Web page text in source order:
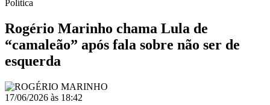
Política
Rogério Marinho chama Lula de
“camaleão” após fala sobre não ser de
esquerda
17/06/2026 às 18:42